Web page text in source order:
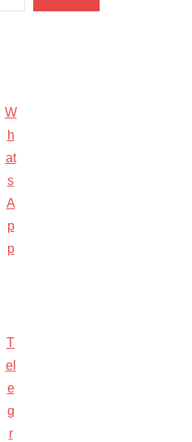
W
h
at
s
A
p
p
T
el
e
g
r